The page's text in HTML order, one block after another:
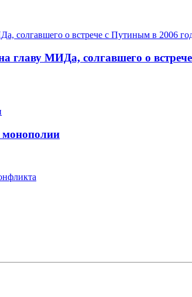
главу МИДа, солгавшего о